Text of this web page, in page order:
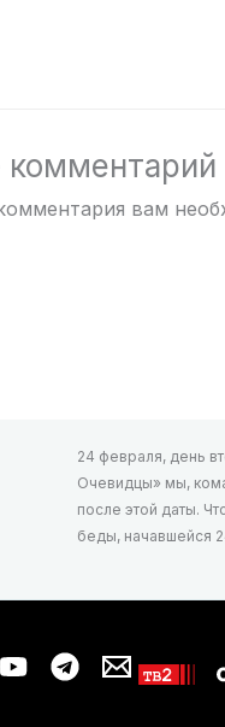
комментарий
вам
24 февраля, день
Очевидцы» мы,
после этой даты.
беды, начавшейся